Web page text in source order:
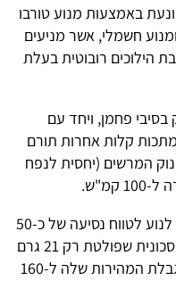
בתערוכת ז'נבה 2013, מונעת באמצעות מנוע טורבו
בנפח 800 סמ"ק, ומנוע חשמלי, אשר מניעים
הילוכים רובוטית בעלת
פחמן, ויחד עם
ומתכות קלות אחרות תורם
מ-800 ק"ג, ולזינוק המרשים (יחסית לנפח
בהיותה היברידית-נטענת יכולה XL1 לנוע לטווח נסיעה של כ-50
ק"מ בכח החשמל בלבד, וכמכונית חסכונית שפולטת רק 21 גרם
דו-תחמוצת הפחמן לק"מ נסיעה מוגבלת המהירות שלה ל-160